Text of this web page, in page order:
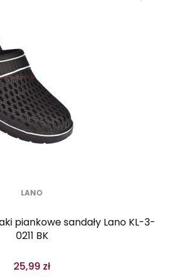
LANO
piankowe sandały Lano KL-3-
0211 BK
25,99 zł